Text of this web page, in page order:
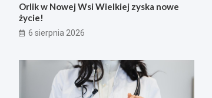
Orlik w Nowej Wsi Wielkiej zyska nowe
życie!
6 sierpnia 2026